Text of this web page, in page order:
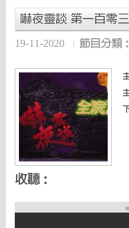
嚇夜靈談 第一百零
19-11-2020 節目分類：
收聽：